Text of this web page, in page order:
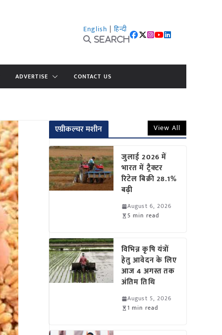
English | हिन्दी
Search
ADVERTISE CONTACT US
एग्रीकल्चर मशीन View All
जुलाई 2026 में
भारत में ट्रैक्टर
रिटेल बिक्री 28.1%
बढ़ी
August 6, 2026
5 min read
विभिन्न कृषि यंत्रों
हेतु आवेदन के लिए
आज 4 अगस्त तक
अंतिम तिथि
August 5, 2026
1 min read